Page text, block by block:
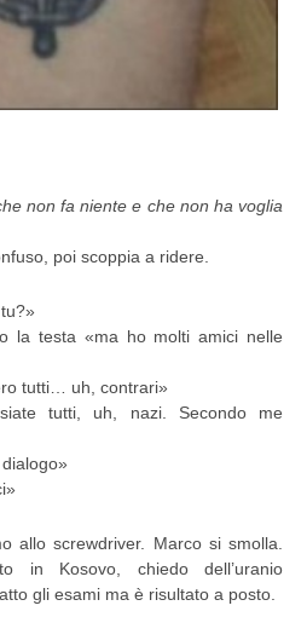
non fa niente e che non ha voglia
poi scoppia a ridere.
la testa «ma ho molti amici nelle
tutti… uh, contrari»
tutti, uh, nazi. Secondo me
allo screwdriver. Marco si smolla.
in Kosovo, chiedo dell’uranio
gli esami ma è risultato a posto.